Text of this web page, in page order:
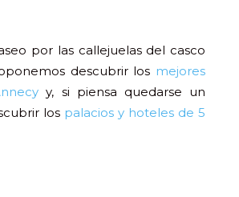
por las callejuelas del casco
descubrir los mejores
y, si piensa quedarse un
los palacios y hoteles de 5